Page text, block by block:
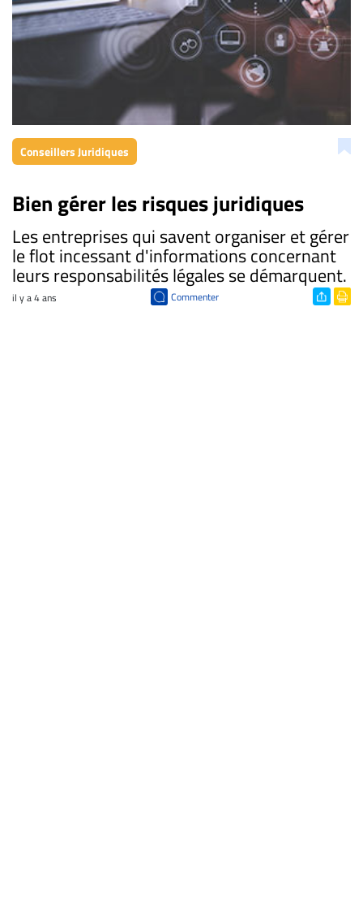
Conseillers Juridiques
Bien gérer les risques juridiques
Les entreprises qui savent organiser et gérer
le flot incessant d'informations concernant
leurs responsabilités légales se démarquent.
il y a 4 ans Commenter